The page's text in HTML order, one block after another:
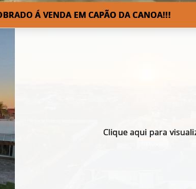
Á VENDA EM CAPÃO DA CANOA!!!
Clique aqui para